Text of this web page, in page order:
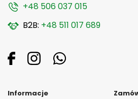
+48 506 037 015
B2B: +48 511 017 689
Informacje